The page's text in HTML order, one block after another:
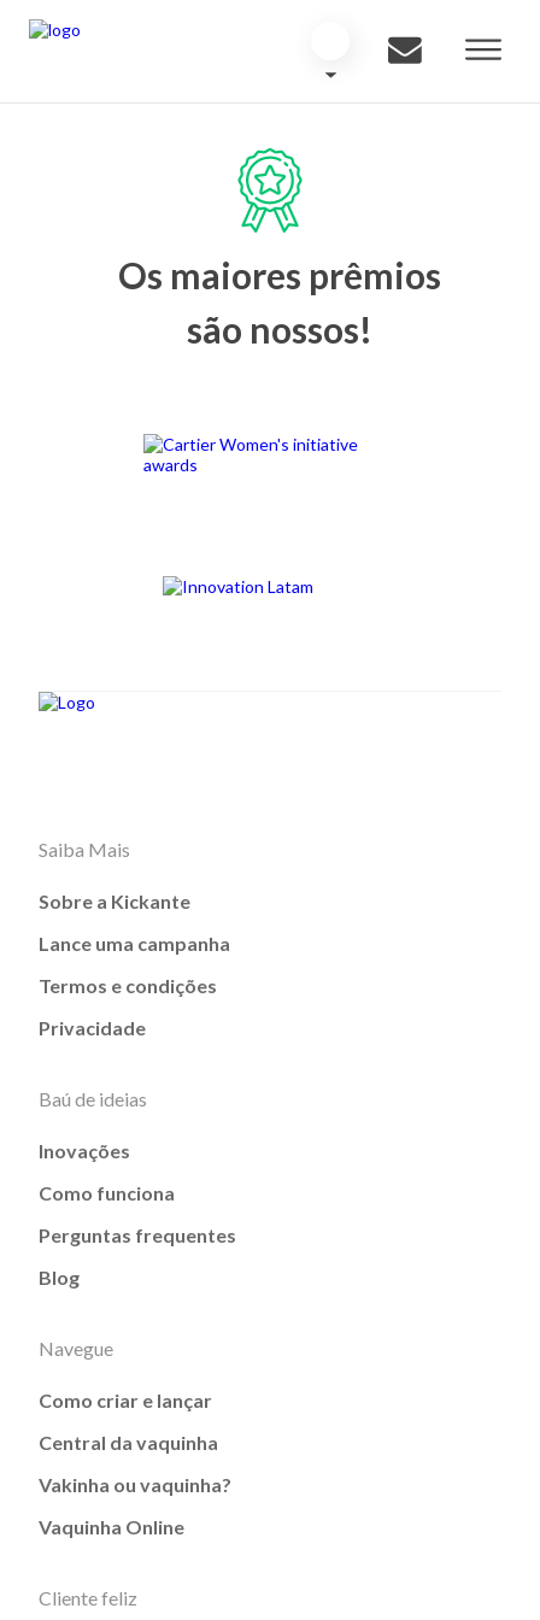
Os maiores prêmios
são nossos!
Saiba Mais
Sobre a Kickante
Lance uma campanha
Termos e condições
Privacidade
Baú de ideias
Inovações
Como funciona
Perguntas frequentes
Blog
Navegue
Como criar e lançar
Central da vaquinha
Vakinha ou vaquinha?
Vaquinha Online
Cliente feliz